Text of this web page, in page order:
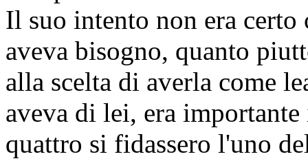
Il suo intento non era certo
aveva bisogno, quanto
alla scelta di averla come
aveva di lei, era
quattro si fidassero l'uno